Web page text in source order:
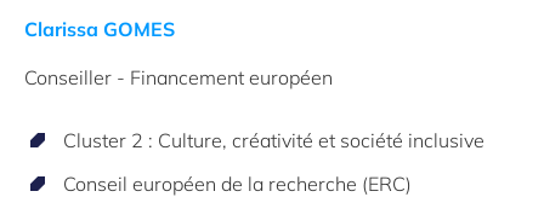
Clarissa GOMES
Conseiller - Financement européen
Cluster 2 : Culture, créativité et société inclusive
Conseil européen de la recherche (ERC)